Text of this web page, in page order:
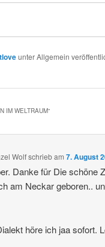
unter Allgemein
IM WELTRAUM“
Wolfschriebam7. August
Danke für Die schöne
am Neckar geboren..
höre ich jaa sofort.